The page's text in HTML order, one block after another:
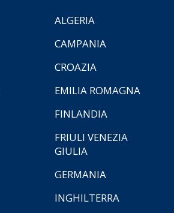
ALGERIA
CAMPANIA
CROAZIA
EMILIA ROMAGNA
FINLANDIA
FRIULI VENEZIA
GIULIA
GERMANIA
INGHILTERRA